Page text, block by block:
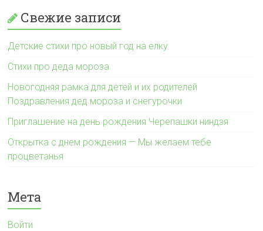
Свежие записи
Детские стихи про новый год на елку
Стихи про деда мороза
Новогодняя рамка для детей и их родителей
Поздравления дед мороза и снегурочки
Приглашение на день рождения Черепашки ниндзя
Открытка с днем рождения — Мы желаем тебе
процветанья
Мета
Войти